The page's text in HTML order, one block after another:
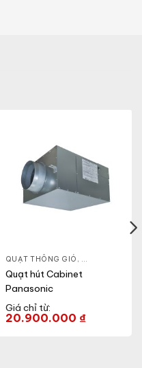
QUẠT ĐIỆN, QUẠT TRẦN
QUẠT THÔNG GIÓ , QUẠT CABINET
Quạt hút Cabinet
Panasonic
Giá chỉ từ:
20.900.000 ₫